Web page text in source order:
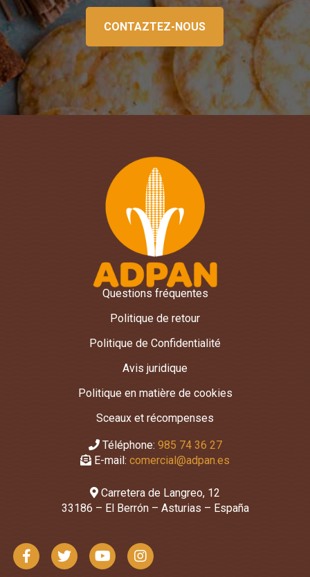
CONTAZTEZ-NOUS
Questions fréquentes
Politique de retour
Politique de Confidentialité
Avis juridique
Politique en matière de cookies
Sceaux et récompenses
Téléphone: 985 74 36 27
E-mail: comercial@adpan.es
Carretera de Langreo, 12
33186 – El Berrón – Asturias – España